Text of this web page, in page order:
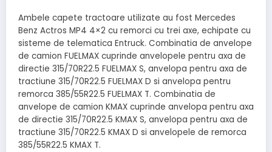
Ambele capete tractoare utilizate au fost Mercedes
Benz Actros MP4 4×2 cu remorci cu trei axe, echipate cu
sisteme de telematica Entruck. Combinatia de anvelope
de camion FUELMAX cuprinde anvelopele pentru axa de
directie 315/70R22.5 FUELMAX S, anvelopa pentru axa de
tractiune 315/70R22.5 FUELMAX D si anvelopa pentru
remorca 385/55R22.5 FUELMAX T. Combinatia de
anvelope de camion KMAX cuprinde anvelopa pentru axa
de directie 315/70R22.5 KMAX S, anvelopa pentru axa de
tractiune 315/70R22.5 KMAX D si anvelopele de remorca
385/55R22.5 KMAX T.